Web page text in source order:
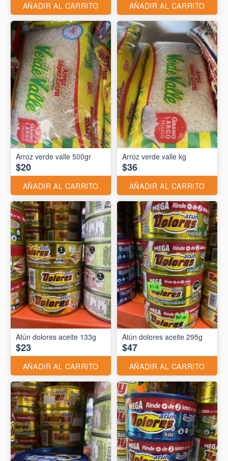
AÑADIR AL CARRITO AÑADIR AL CARRITO
Arroz verde valle 500gr
$20
AÑADIR AL CARRITO
Arroz verde valle kg
$36
AÑADIR AL CARRITO
Atún dolores aceite 133g
$23
AÑADIR AL CARRITO
Atún dolores aceite 295g
$47
AÑADIR AL CARRITO